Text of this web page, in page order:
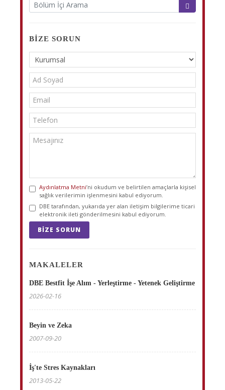
BIZE SORUN
Aydınlatma Metni’ni okudum ve belirtilen amaçlarla kişisel
sağlık verilerimin işlenmesini kabul ediyorum.
DBE tarafından, yukarıda yer alan iletişim bilgilerime ticari
elektronik ileti gönderilmesini kabul ediyorum.
BIZE SORUN
MAKALELER
DBE Bestfit İşe Alım - Yerleştirme - Yetenek Geliştirme
2026-02-16
Beyin ve Zeka
2007-09-20
İş'te Stres Kaynakları
2013-05-22